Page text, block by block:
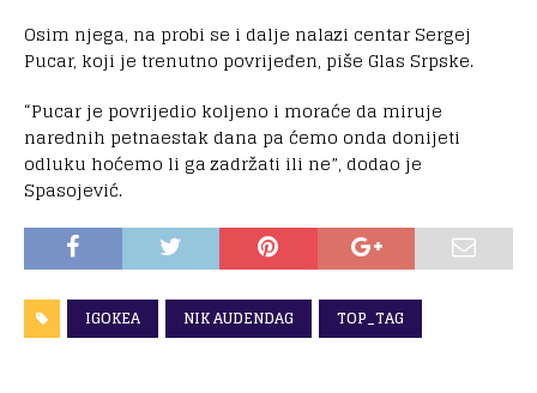
Osim njega, na probi se i dalje nalazi centar Sergej
Pucar, koji je trenutno povrijeđen, piše Glas Srpske.
“Pucar je povrijedio koljeno i moraće da miruje
narednih petnaestak dana pa ćemo onda donijeti
odluku hoćemo li ga zadržati ili ne”, dodao je
Spasojević.
IGOKEA NIK AUDENDAG TOP_TAG